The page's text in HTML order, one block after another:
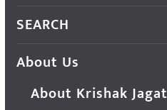
SEARCH
About Us
About Krishak Jagat